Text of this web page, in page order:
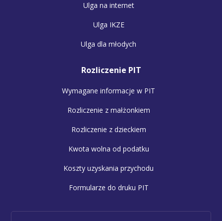
Ulga na internet
Ulga IKZE
Ulga dla młodych
Rozliczenie PIT
Wymagane informacje w PIT
Rozliczenie z małżonkiem
Rozliczenie z dzieckiem
Kwota wolna od podatku
Koszty uzyskania przychodu
Formularze do druku PIT